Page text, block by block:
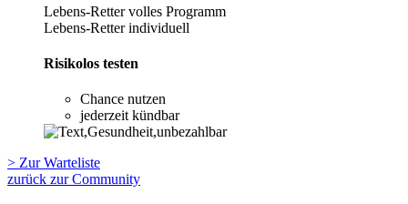
Lebens-Retter volles Programm
Lebens-Retter individuell
Risikolos testen
Chance nutzen
jederzeit kündbar
> Zur Warteliste
zurück zur Community